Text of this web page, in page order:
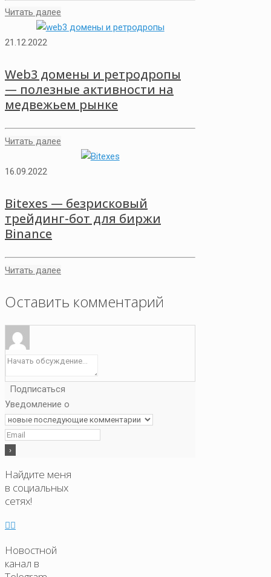
Читать далее
21.12.2022
Web3 домены и ретродропы
— полезные активности на
медвежьем рынке
Читать далее
16.09.2022
Bitexes — безрисковый
трейдинг-бот для биржи
Binance
Читать далее
Оставить комментарий
Подписаться
Уведомление о
Найдите меня
в социальных
сетях!
Новостной
канал в